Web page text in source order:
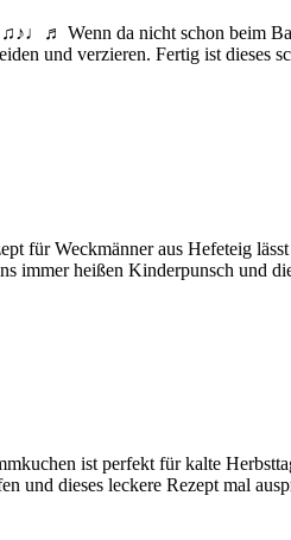
Wenn da nicht schon beim
und verzieren. Fertig ist
für Weckmänner aus Hefeteig
immer heißen Kinderpunsch und
ist perfekt für kalte
und dieses leckere Rezept mal